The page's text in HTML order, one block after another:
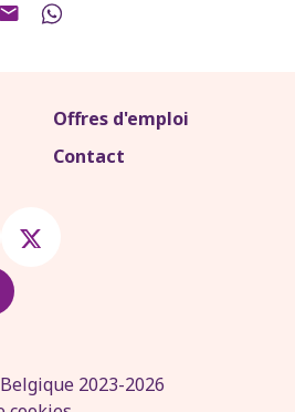
Offres d'emploi
Contact
2023-2026